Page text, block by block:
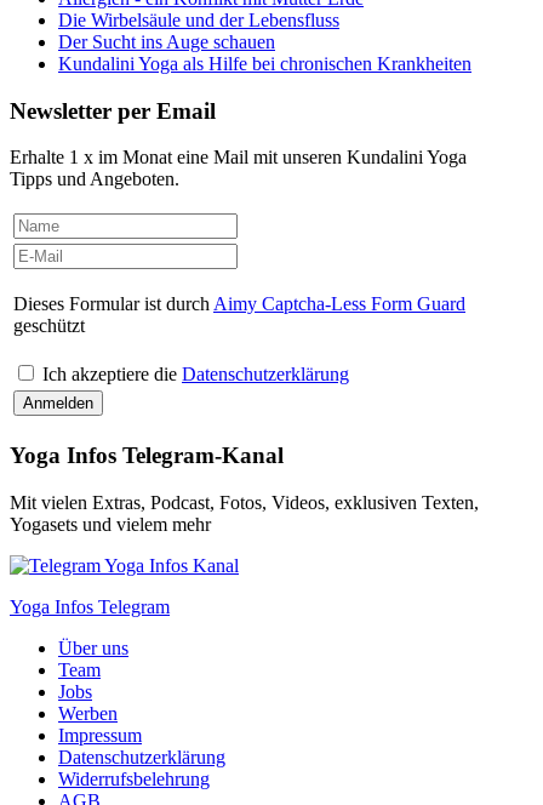
Die Wirbelsäule und der Lebensfluss
Der Sucht ins Auge schauen
Kundalini Yoga als Hilfe bei chronischen Krankheiten
Newsletter per Email
Erhalte 1 x im Monat eine Mail mit unseren Kundalini Yoga
Tipps und Angeboten.
Dieses Formular ist durch Aimy Captcha-Less Form Guard
geschützt
Ich akzeptiere die Datenschutzerklärung
Yoga Infos Telegram-Kanal
Mit vielen Extras, Podcast, Fotos, Videos, exklusiven Texten,
Yogasets und vielem mehr
Yoga Infos Telegram
Über uns
Team
Jobs
Werben
Impressum
Datenschutzerklärung
Widerrufsbelehrung
AGB